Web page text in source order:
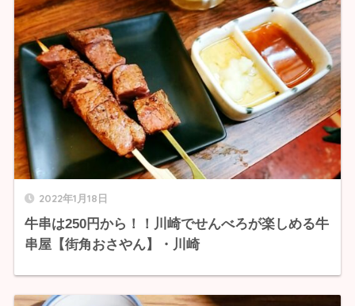
2022年1月18日
牛串は250円から！！川崎でせんべろが楽しめる牛
串屋【街角おさやん】・川崎